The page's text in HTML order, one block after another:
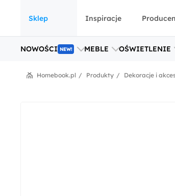
Sklep
NOWOŚCI NEW! MEBLE OŚWIETLENIE
Inspiracje
Dekoracje i
Produkty
Homebook.pl